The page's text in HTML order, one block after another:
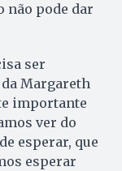
não pode dar
ser
Margareth
importante
ver do
esperar, que
esperar